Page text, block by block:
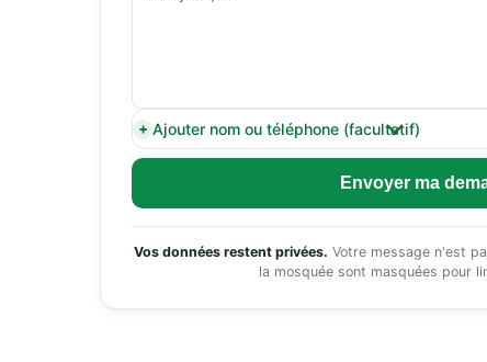
Ajouter nom ou téléphone (facultatif)
Envoyer ma
Vos données restent privées. Votre message n'est
la mosquée sont masquées pour